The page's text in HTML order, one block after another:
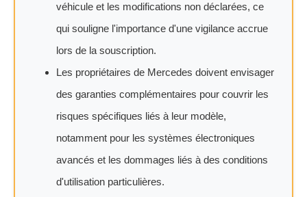
véhicule et les modifications non déclarées, ce
qui souligne l'importance d'une vigilance accrue
lors de la souscription.
Les propriétaires de Mercedes doivent envisager
des garanties complémentaires pour couvrir les
risques spécifiques liés à leur modèle,
notamment pour les systèmes électroniques
avancés et les dommages liés à des conditions
d'utilisation particulières.